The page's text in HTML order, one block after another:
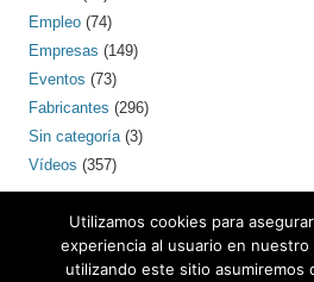
Empleo (74)
Empresas (149)
Eventos (73)
Fabricantes (296)
Sin categoría(3)
Vídeos (357)
Utilizamos cookies para
experiencia al usuario en
utilizando este sitio asumiremos